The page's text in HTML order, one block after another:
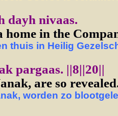
dayh nivaas.
home in the
thuis in Heilig
pargaas. ||8||20||
are so
worden zo